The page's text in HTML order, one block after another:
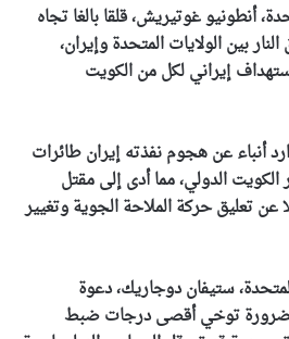
أنطونيو غوتيريش، قلقا بالغا تجاه
النار بين الولايات المتحدة وإيران،
إيراني لكل من الكويت
أنباء عن هجوم نفذته إيران طائرات
الدولي، مما أدى إلى مقتل
تعليق حركة الملاحة الجوية وتغيير
ستيفان دوجاريك، دعوة
توخي أقصى درجات ضبط